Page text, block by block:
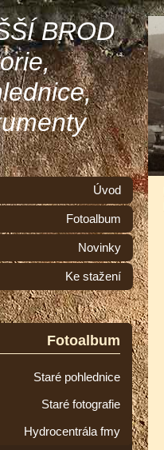
BROD
Úvod
Fotoalbum
Novinky
Ke stažení
Fotoalbum
Staré pohlednice
Staré fotografie
Hydrocentrála fmy